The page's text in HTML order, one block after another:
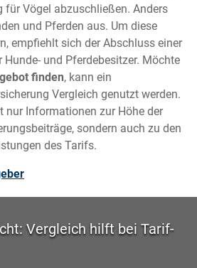
Vögel abzuschließen. Anders
und Pferden aus. Um diese
empfiehlt sich der Abschluss einer
und Pferdebesitzer. Möchte
finden, kann ein
Vergleich genutzt werden.
nur Informationen zur Höhe der
sondern auch zu den
des Tarifs.
Vergleich hilft bei Tarif-